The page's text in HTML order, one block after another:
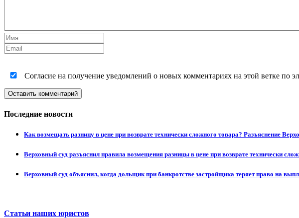
Согласие на получение уведомлений о новых комментариях на этой ветке по
Оставить комментарий
Последние новости
Как возмещать разницу в цене при возврате технически сложного товара? Разъяснение
Верховный суд разъяснил правила возмещения разницы в цене при возврате технически
Верховный суд объяснил, когда дольщик при банкротстве застройщика теряет право на
Статьи наших юристов